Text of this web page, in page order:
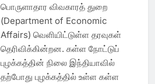
பொருளாதார விவகாரத் துறை
(Department of Economic
Affairs) வெளியிட்டுள்ள தரவுகள்
தெரிவிக்கின்றன. கள்ள நோட்டுப்
புழக்கத்தின் நிலை இந்தியாவில்
தற்போது புழக்கத்தில் உள்ள கள்ள